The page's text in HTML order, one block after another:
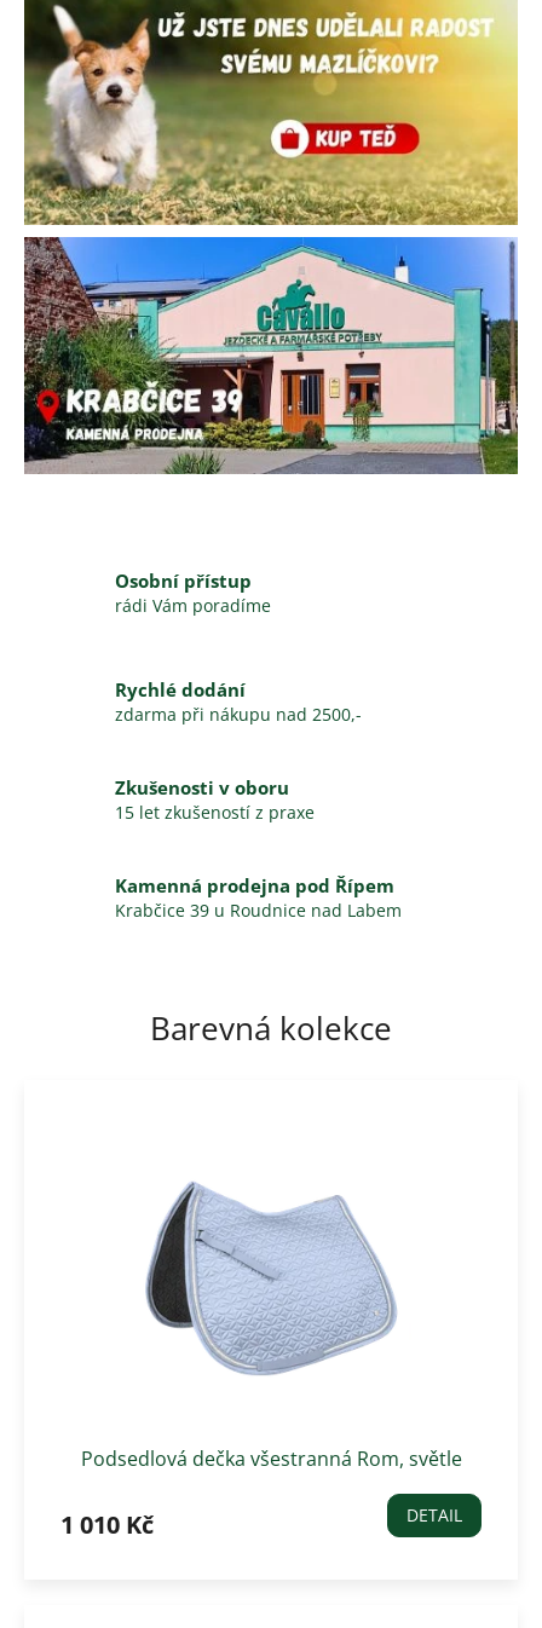
Osobní přístup
rádi Vám poradíme
Rychlé dodání
zdarma při nákupu nad 2500,-
Zkušenosti v oboru
15 let zkušeností z praxe
Kamenná prodejna pod Řípem
Krabčice 39 u Roudnice nad Labem
Barevná kolekce
Podsedlová dečka všestranná Rom, světle
1 010 Kč DETAIL